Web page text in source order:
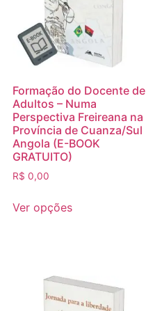
Formação do Docente de
Adultos – Numa
Perspectiva Freireana na
Província de Cuanza/Sul
Angola (E-BOOK
GRATUITO)
R$ 0,00
Ver opções